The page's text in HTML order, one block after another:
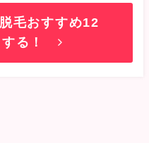
毛おすすめ12
する！